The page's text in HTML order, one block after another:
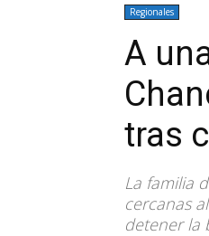
Regionales
A
tras
La familia
cercanas
detener la